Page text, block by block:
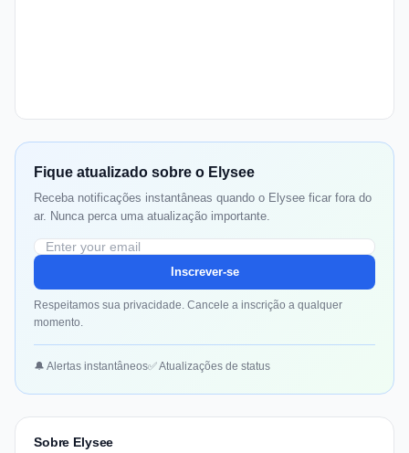
Fique atualizado sobre o Elysee
Receba notificações instantâneas quando o Elysee ficar fora do
ar. Nunca perca uma atualização importante.
Inscrever-se
Respeitamos sua privacidade. Cancele a inscrição a qualquer
momento.
🔔 Alertas instantâneos✅ Atualizações de status
Sobre Elysee